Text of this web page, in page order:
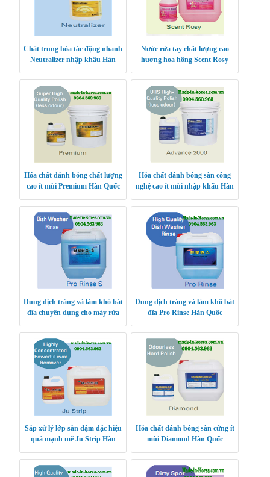
Chất trung hòa tác động nhanh
Neutralizer nhập khẩu Hàn
Nước rửa tay chất lượng cao
hương hoa hồng Scent Rosy
Hóa chất đánh bóng chất lượng
cao ít mùi Premium Hàn Quốc
Hóa chất đánh bóng sàn công
nghệ cao ít mùi nhập khẩu Hàn
Dung dịch tráng và làm khô bát
đĩa chuyên dụng cho máy rửa
Dung dịch tráng và làm khô bát
đĩa Pro Rinse Hàn Quốc
Sáp xử lý lớp sàn đậm đặc hiệu
quả mạnh mẽ Ju Strip Hàn
Hóa chất đánh bóng sàn cứng ít
mùi Diamond Hàn Quốc